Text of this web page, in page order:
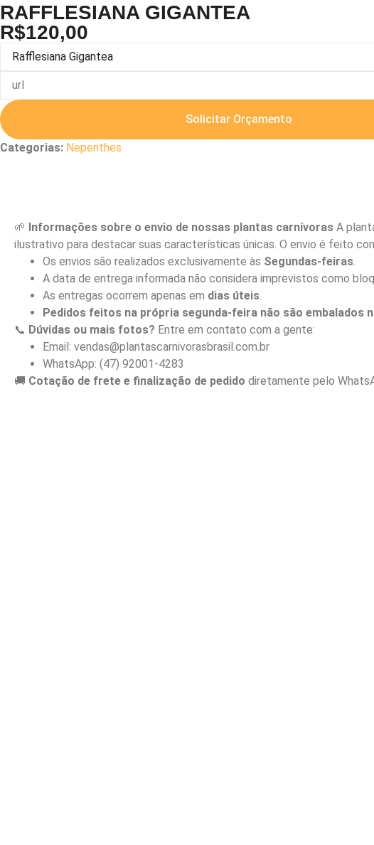
RAFFLESIANA GIGANTEA
R$120,00
Solicitar Orçamento
Categorias: Nepenthes
🌱 Informações sobre o envio de nossas plantas carnívoras A
ilustrativo para destacar suas características únicas. O envio é feito
Os envios são realizados exclusivamente às Segundas-feiras.
A data de entrega informada não considera imprevistos como
As entregas ocorrem apenas em dias úteis.
Pedidos feitos na própria segunda-feira não são embalados
📞 Dúvidas ou mais fotos? Entre em contato com a gente:
Email: vendas@plantascarnivorasbrasil.com.br
WhatsApp: (47) 92001-4283
🚚 Cotação de frete e finalização de pedido diretamente pelo